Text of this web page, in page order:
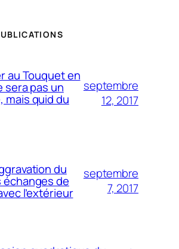
au Touquet en
sera pas un
mais quid du
septembre
12, 2017
du
échanges de
l’extérieur
septembre
7, 2017